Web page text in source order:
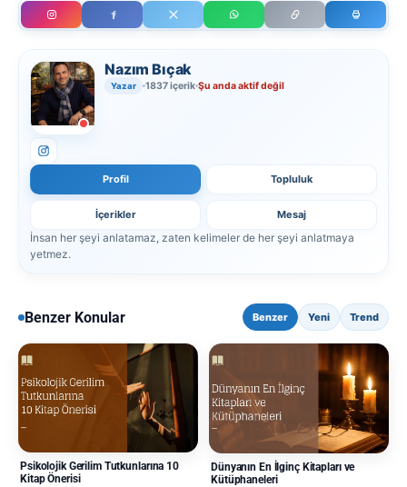
Nazım Bıçak
Yazar 1837 içerik Şu anda aktif değil
Profil Topluluk
İçerikler Mesaj
İnsan her şeyi anlatamaz, zaten kelimeler de her şeyi anlatmaya
yetmez.
Benzer Konular Benzer Yeni Trend
Psikolojik Gerilim Tutkunlarına 10
Kitap Önerisi
Dünyanın En İlginç Kitapları ve
Kütüphaneleri